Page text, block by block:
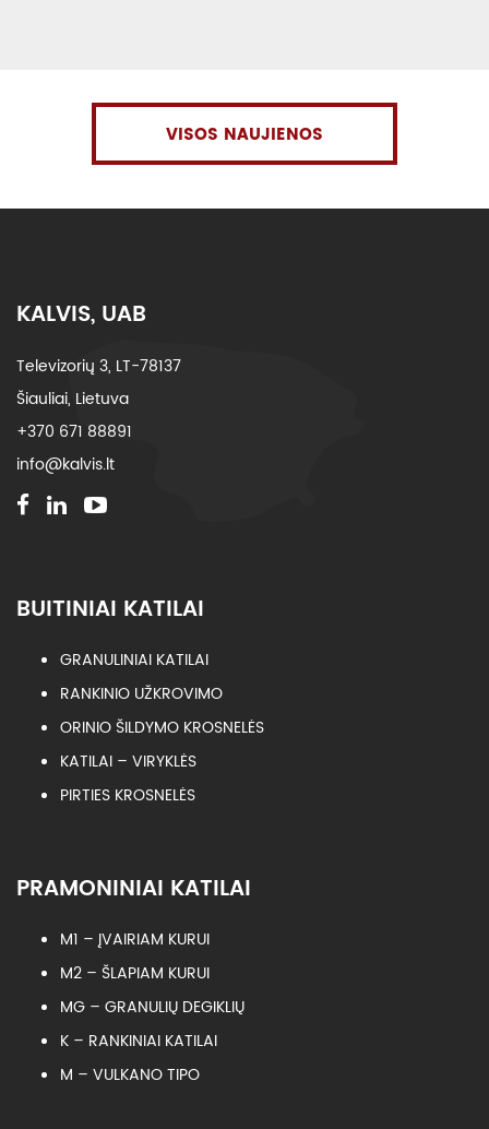
VISOS NAUJIENOS
KALVIS, UAB
Televizorių 3, LT-78137
Šiauliai, Lietuva
+370 671 88891
info@kalvis.lt
BUITINIAI KATILAI
GRANULINIAI KATILAI
RANKINIO UŽKROVIMO
ORINIO ŠILDYMO KROSNELĖS
KATILAI – VIRYKLĖS
PIRTIES KROSNELĖS
PRAMONINIAI KATILAI
M1 – ĮVAIRIAM KURUI
M2 – ŠLAPIAM KURUI
MG – GRANULIŲ DEGIKLIŲ
K – RANKINIAI KATILAI
M – VULKANO TIPO